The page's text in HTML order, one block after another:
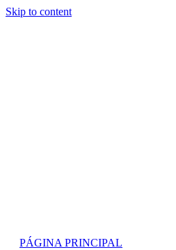
Skip to content
PÁGINA PRINCIPAL